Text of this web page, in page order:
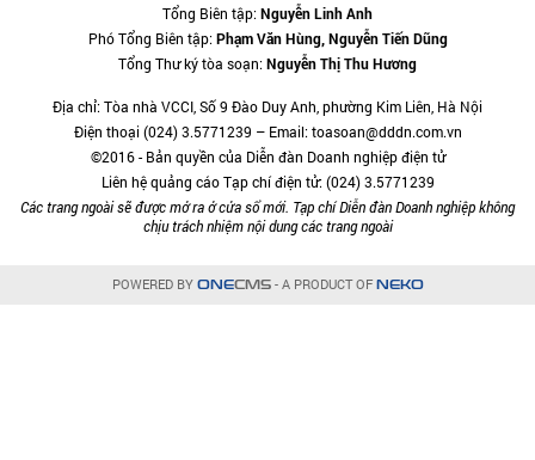
Tổng Biên tập:Nguyễn Linh Anh
Phó Tổng Biên tập:Phạm Văn Hùng, Nguyễn Tiến Dũng
Tổng Thư ký tòa soạn:Nguyễn Thị Thu Hương
Địa chỉ: Tòa nhà VCCI, Số 9 Đào Duy Anh, phường Kim Liên, Hà Nội
Điện thoại (024) 3.5771239 – Email: toasoan@dddn.com.vn
©2016 - Bản quyền của Diễn đàn Doanh nghiệp điện tử
Liên hệ quảng cáo Tạp chí điện tử: (024) 3.5771239
Các trang ngoài sẽ được mở ra ở cửa sổ mới. Tạp chí Diễn đàn Doanh nghiệp không
chịu trách nhiệm nội dung các trang ngoài
POWERED BY ONECMS- A PRODUCT OF NEKO